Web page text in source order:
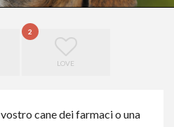
2
LOVE
cane dei farmaci o una